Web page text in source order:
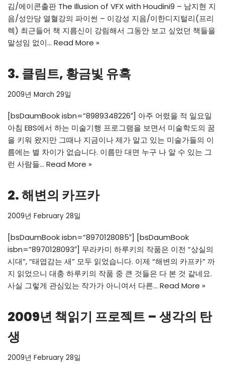
김/에이콘출판 The Illusion of VFX with Houdini9 – 남지현 지
음/성안당 열혈강의 파이썬 – 이강성 지음/이한디지털리(프리
렉) 최근들어 책 지름신이 강림해서 그동안 보고 싶었던 책들을
말성임 없이… Read More »
3. 클림트, 황금빛 유혹
2009년 March 29일
[bsDaumBook isbn=”8989348226″] 아주 어렸을 적 일요일
아침 EBS에서 하는 미술기행 프로그램을 보면서 미술학도의 꿈
을 키워 왔지만 그때나 지금이나 제가 알고 있는 미술가들의 이
름에는 별 차이가 없습니다. 이름만 대면 누구 나 알 수 있는 그
런 사람들… Read More »
2. 해변의 카프카
2009년 February 28일
[bsDaumBook isbn=”8970128085″] [bsDaumBook
isbn=”8970128093″] 무라카미 하루키의 작품은 이전 “상실의
시대”, “태엽감는 새” 모두 읽었습니다. 이제 “해변의 카프카” 까
지 읽었으니 대충 하루키의 작품 중 큰 것들은 다 본 것 같네요.
사실 그렇게 관심있는 작가가 아니여서 다른… Read More »
2009년 책읽기 프로젝트 – 생각의 탄
생
2009년 February 28일